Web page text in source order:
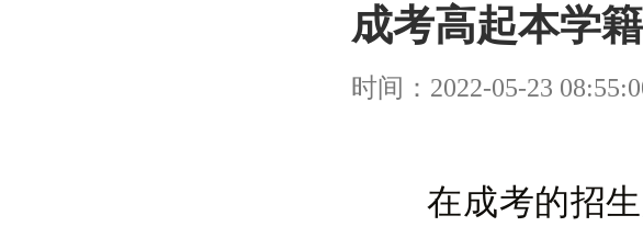
成考高起本学
时间：2022-05-23
在成考的招生